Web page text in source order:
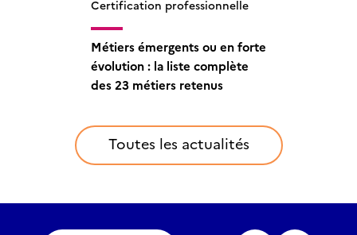
Certification professionnelle
Métiers émergents ou en forte
évolution : la liste complète
des 23 métiers retenus
France compétences publie la
liste 2023 des métiers
émergents ou en particulière
Toutes les actualités